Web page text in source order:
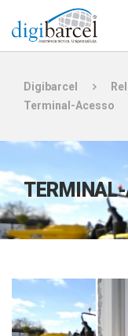
Digibarcel
Terminal-Acesso